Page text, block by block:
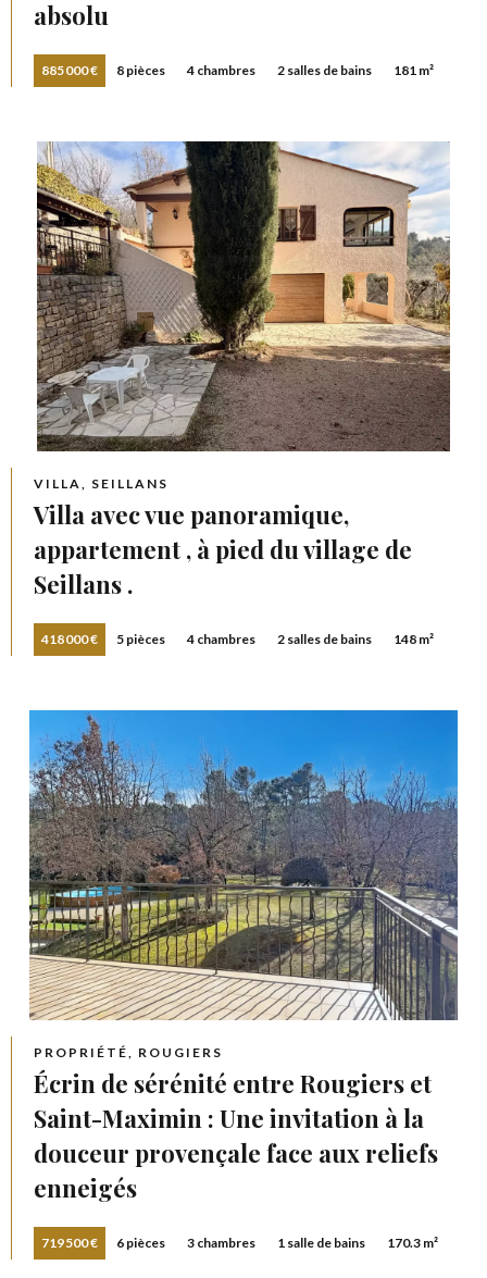
absolu
885 000 € 8 pièces 4 chambres 2 salles de bains 181 m²
VILLA, SEILLANS
Villa avec vue panoramique,
appartement , à pied du village de
Seillans .
418 000 € 5 pièces 4 chambres 2 salles de bains 148 m²
PROPRIÉTÉ, ROUGIERS
Écrin de sérénité entre Rougiers et
Saint-Maximin : Une invitation à la
douceur provençale face aux reliefs
enneigés
719 500 € 6 pièces 3 chambres 1 salle de bains 170.3 m²